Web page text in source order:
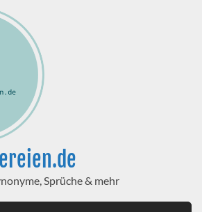
Sprüche & mehr